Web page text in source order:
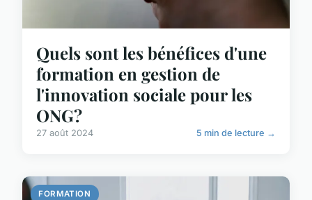
Quels sont les bénéfices d'une
formation en gestion de
l'innovation sociale pour les
ONG?
27 août 2024 5 min de lecture →
FORMATION